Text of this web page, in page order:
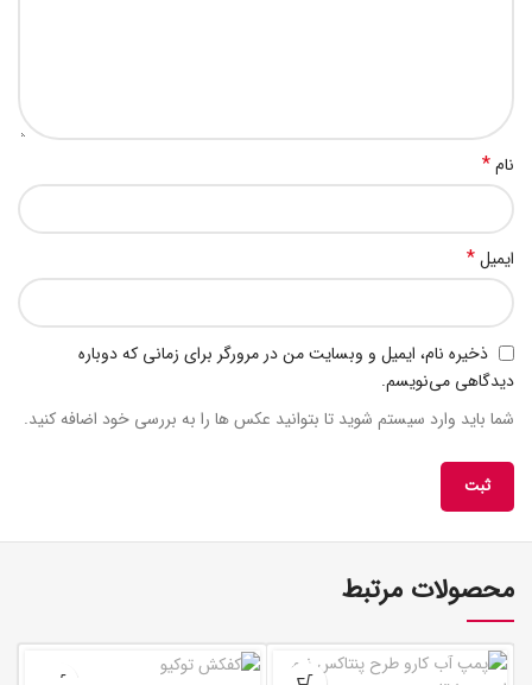
نام*
ایمیل*
ذخیره نام، ایمیل و وبسایت من در مرورگر برای زمانی که دوباره
دیدگاهی می‌نویسم.
شما باید وارد سیستم شوید تا بتوانید عکس ها را به بررسی خود اضافه کنید.
محصولات مرتبط